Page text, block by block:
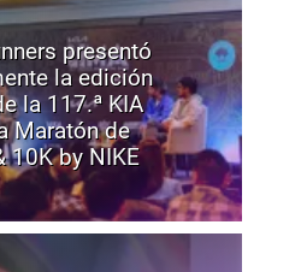
presentó
la edición
la 117.ª KIA
Maratón de
10K by NIKE